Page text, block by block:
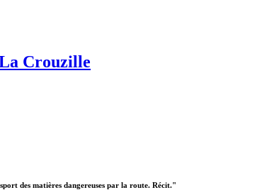
Crouzille
des matières dangereuses par la route. Récit."